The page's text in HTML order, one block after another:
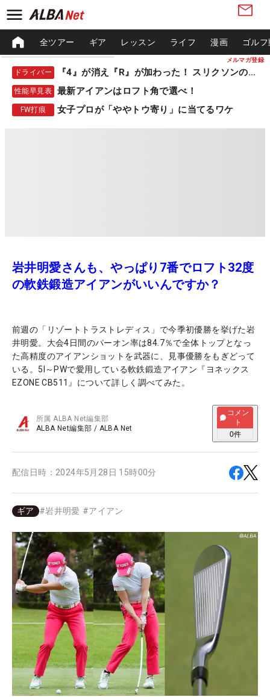
メルマガ登録
全ツアー ギア レッスン ライフ 漫画 ゴル
ドライバー 『4』が消え『R』が加わった！ スリクソンの新作
性能早見表 最新アイアンはロフト角で選べ！
FW打痕 女子プロが「ややトウ寄り」に当てるワケ
岩井明愛さんも、やっぱり7番でロフト32度
の軟鉄鍛造アイアンがいいんですか？
前週の「リゾートトラストレディス」で今季初優勝を挙げた岩
井明愛。大会4日間のパーオン率は84.7％で全体トップとなっ
た高精度のアイアンショットを武器に、見事優勝をもぎどって
いる。5I～PWで愛用している軟鉄鍛造アイアン『ヨネックス
EZONE CB511』について詳しく調べてみた。
所属ALBA Net編集部
ALBA Net編集部 / ALBA Net
コメン
ト
0件
配信日時： 2024年5月28日 15時00分
ギア #岩井明愛 #アイアン